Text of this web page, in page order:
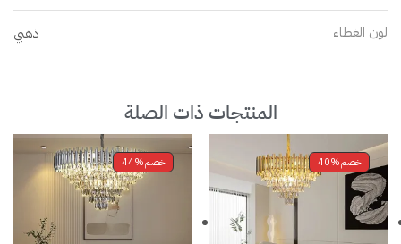
لون الغطاء ذهبي
المنتجات ذات الصلة
خصم40% خصم44%